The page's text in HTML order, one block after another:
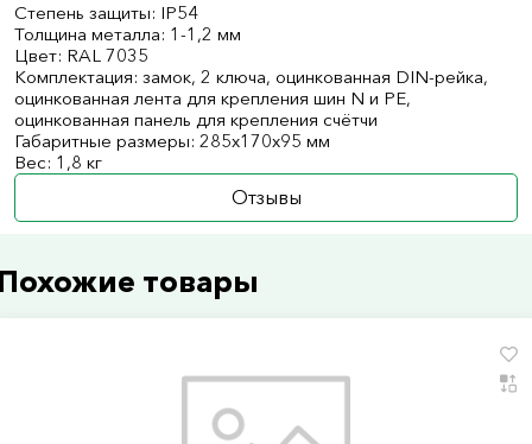
Степень защиты: IP54
Толщина металла: 1-1,2 мм
Цвет: RAL 7035
Комплектация: замок, 2 ключа, оцинкованная DIN-рейка,
оцинкованная лента для крепления шин N и PE,
оцинкованная панель для крепления счётчи
Габаритные размеры: 285x170x95 мм
Вес: 1,8 кг
Отзывы
товары